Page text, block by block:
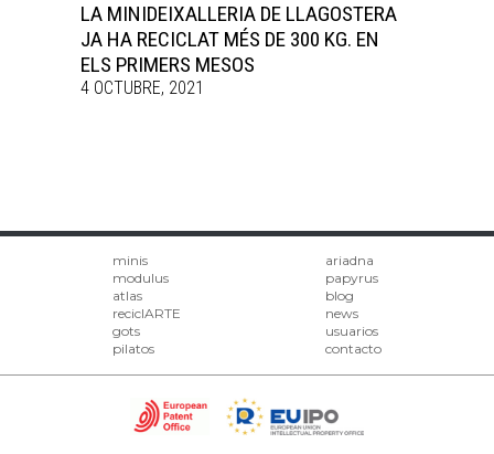
LA MINIDEIXALLERIA DE LLAGOSTERA
JA HA RECICLAT MÉS DE 300 KG. EN
ELS PRIMERS MESOS
4 OCTUBRE, 2021
minis
modulus
atlas
reciclARTE
gots
pilatos
ariadna
papyrus
blog
news
usuarios
contacto